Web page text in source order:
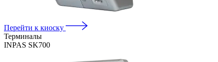
Перейти к киоску
Терминалы
INPAS SK700